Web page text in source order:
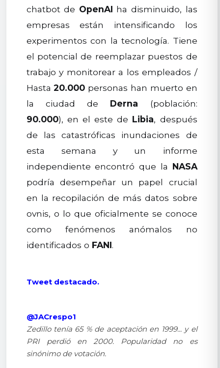
chatbot de OpenAI ha disminuido, las
empresas están intensificando los
experimentos con la tecnología. Tiene
el potencial de reemplazar puestos de
trabajo y monitorear a los empleados /
Hasta20.000 personas han muerto en
la ciudad de Derna (población:
90.000), en el este de Libia, después
de las catastróficas inundaciones de
esta semana y un informe
independiente encontró que la NASA
podría desempeñar un papel crucial
en la recopilación de más datos sobre
ovnis, o lo que oficialmente se conoce
como fenómenos anómalos no
identificados o FANI.
Tweet destacado.
@JACrespo1
Zedillo tenía 65 % de aceptación en 1999... y el
PRI perdió en 2000. Popularidad no es
sinónimo de votación.